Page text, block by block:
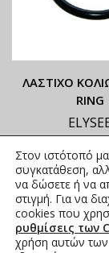
ΛΑΣΤΙΧΟ
RING
0,35€ –3,56€
Στον ιστότοπό
συγκατάθεση,
να δώσετε ή να
στιγμή. Για να
cookies που
ρυθμίσεις των
χρήση αυτών των